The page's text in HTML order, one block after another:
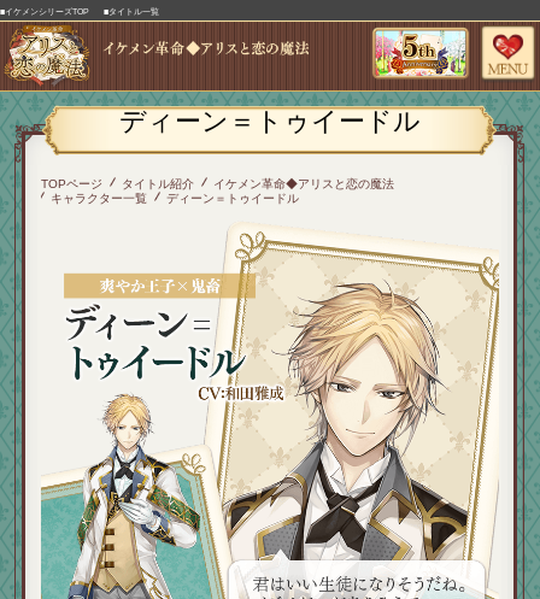
■イケメンシリーズTOP ■タイトル一覧
ディーン＝トゥイードル
TOPページ タイトル紹介
イケメン革命◆アリスと恋の魔法
キャラクター一覧
ディーン＝トゥイードル